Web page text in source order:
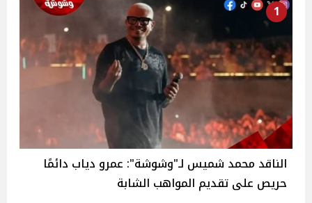
1
الناقد محمد شميس لـ"وشوشة": عمرو دياب دائمًا
حريص على تقديم المواهب الشابة